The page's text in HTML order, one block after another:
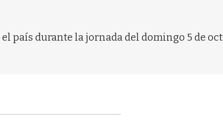
país durante la jornada del domingo 5 de